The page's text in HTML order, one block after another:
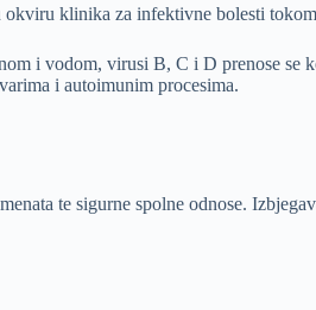
okviru klinika za infektivne bolesti
i vodom, virusi B, C i D prenose se
i autoimunim procesima.
te sigurne spolne odnose.